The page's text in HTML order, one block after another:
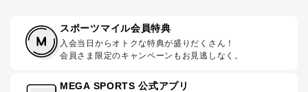
スポーツマイル会員特典
入会当日からオトクな特典が盛りだくさん！
会員さま限定のキャンペーンもお見逃しなく。
MEGA SPORTS 公式アプリ